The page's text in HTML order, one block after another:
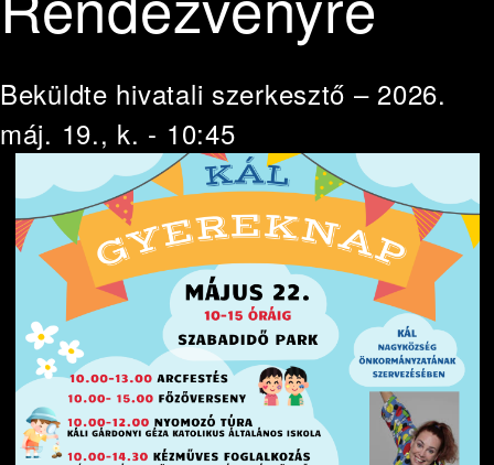
Beküldte hivatali szerkesztő – 2026.
máj. 19., k. - 10:45